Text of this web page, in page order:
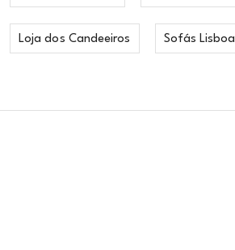
Loja dos Candeeiros Sofás Lisboa